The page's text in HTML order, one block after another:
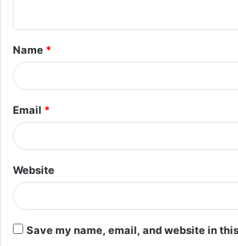
t
*
Name *
Email *
Website
Save my name, email, and website in